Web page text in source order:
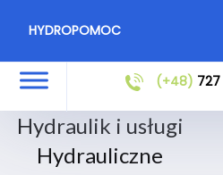
HYDROPOMOC
(+48)
Hydraulik i usługi
Hydrauliczne